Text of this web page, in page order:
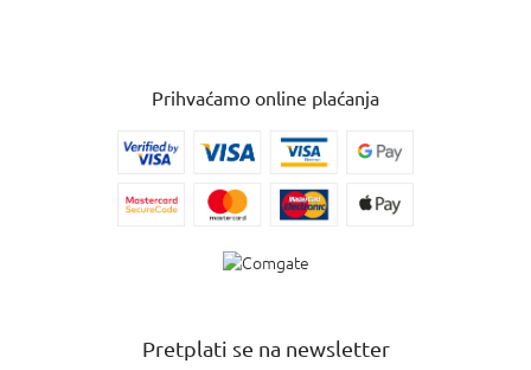
Prihvaćamo online plaćanja
Pretplati se na newsletter